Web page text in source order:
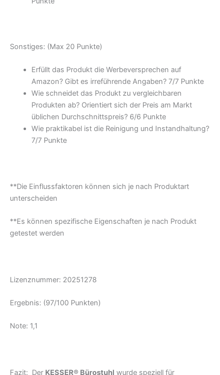
Sonstiges: (Max 20 Punkte)
Erfüllt das Produkt die Werbeversprechen auf
Amazon? Gibt es irreführende Angaben? 7/7 Punkte
Wie schneidet das Produkt zu vergleichbaren
Produkten ab? Orientiert sich der Preis am Markt
üblichen Durchschnittspreis? 6/6 Punkte
Wie praktikabel ist die Reinigung und Instandhaltung?
7/7 Punkte
**Die Einflussfaktoren können sich je nach Produktart
unterscheiden
**Es können spezifische Eigenschaften je nach Produkt
getestet werden
Lizenznummer: 20251278
Ergebnis: (97/100 Punkten)
Note: 1,1
Fazit: Der KESSER® Bürostuhl wurde speziell für